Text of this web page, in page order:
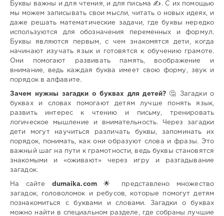
Буквы важны и для чтения, и для письма ✍️. С их помощью
мы можем записывать свои мысли, читать о новых идеях, и
даже решать математические задачи, где буквы нередко
используются для обозначения переменных и формул.
Буквы являются первым, с чем знакомятся дети, когда
начинают изучать язык и готовятся к обучению грамоте.
Они помогают развивать память, воображение и
внимание, ведь каждая буква имеет свою форму, звук и
порядок в алфавите.
Зачем нужны загадки о буквах для детей? 🤔 Загадки о
буквах и словах помогают детям лучше понять язык,
развить интерес к чтению и письму, тренировать
логическое мышление и внимательность. Через загадки
дети могут научиться различать буквы, запоминать их
порядок, понимать, как они образуют слова и фразы. Это
важный шаг на пути к грамотности, ведь буквы становятся
знакомыми и «оживают» через игру и разгадывание
загадок.
На сайте dumaika.com🌟 представлено множество
загадок, головоломок и ребусов, которые помогут детям
познакомиться с буквами и словами. Загадки о буквах
можно найти в специальном разделе, где собраны лучшие